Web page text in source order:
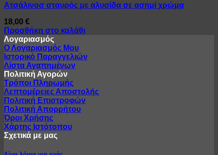
Ατσάλινοσ σταυρός με αλυσίδα σε ασημί χρώμα
18,00 €
Προσθήκη στο καλάθι
Λογαριασμός
Ο Λογαριασμός Μου
Ιστορικό Παραγγελιών
Λίστα Αγαπημένων
Πολιτική Αγορών
Τρόποι Πληρωμής
Λεπτομέρειες Αποστολής
Πολιτική Επιστροφών
Πολιτική Απορρήτου
Όροι Χρήσης
Χάρτης Ιστότοπου
Σχετικά με μας